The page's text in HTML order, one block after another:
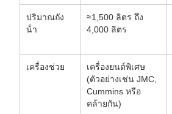
ปริมาณถัง
น้ํา
≈1,500 ลิตร ถึง
4,000 ลิตร
เครื่องช่วย
เครื่องยนต์พิเศษ
(ตัวอย่างเช่น JMC,
Cummins หรือ
คล้ายกัน)